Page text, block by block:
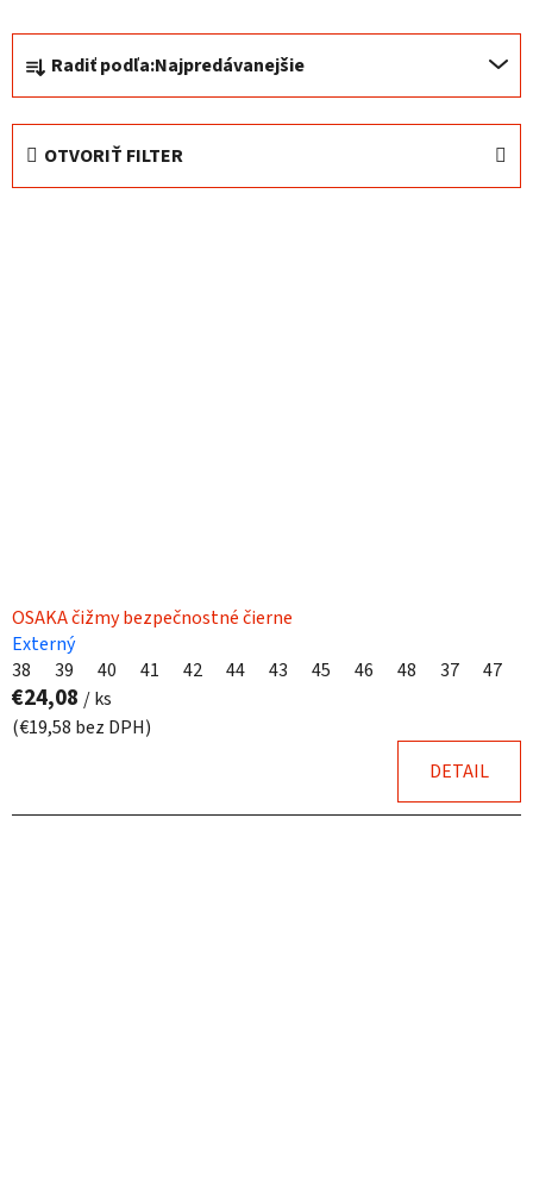
R
d
Radiť podľa:Najpredávanejšie
OTVORIŤ FILTER
v
OSAKA čižmy bezpečnostné čierne
Externý
38
39 40 41 42 44 43 45 46 48 37 47
€24,08 / ks
(€19,58 bez DPH)
DETAIL